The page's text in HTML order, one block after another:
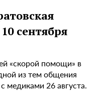
сентября
«скорой помощи» в
из тем общения
медиками 26 августа.